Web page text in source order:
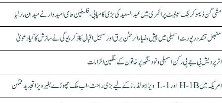
مشی گن ڈیموکریٹک سینیٹ پرائمری میں عبدالسعید کی بڑی کامیابی، فلسطین حامی امیدوار نے میدان مار لیا
سنبھل تشدد رپورٹ اسمبلی میں پیش، ضیاء الرحمٰن برق اور سہیل اقبال کا ذکر، یوگی نے سازش کا کیا دعویٰ
اتر پردیش بی جے پی رکن اسمبلی ونود سنگھ پر خاتون کے سنگین الزامات
امریکہ میں H-1B اور L-1 ویزا ہولڈرز کے لیے بڑی راحت، اب ملک چھوڑے بغیر ویزا تجدید ممکن